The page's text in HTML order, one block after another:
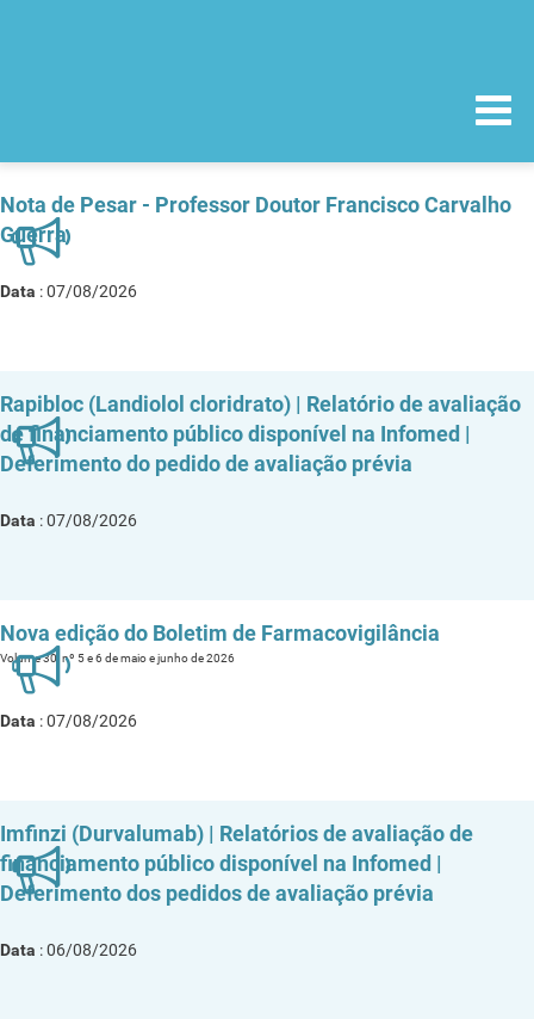
Nota de Pesar - Professor Doutor Francisco Carvalho
Guerra
Data : 07/08/2026
Rapibloc (Landiolol cloridrato) | Relatório de avaliação
de financiamento público disponível na Infomed |
Deferimento do pedido de avaliação prévia
Data : 07/08/2026
Nova edição do Boletim de Farmacovigilância
Volume 30, nº 5 e 6 de maio e junho de 2026
Data : 07/08/2026
Imfinzi (Durvalumab) | Relatórios de avaliação de
financiamento público disponível na Infomed |
Deferimento dos pedidos de avaliação prévia
Data : 06/08/2026